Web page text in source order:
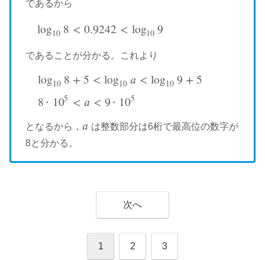
であるから
log10 8 < 0.9242 < log10 9
log10 8< 0.9242<log 109
であることが分かる。これより
log10 8 +5 < log10 𝑎 < log10 9 +5
8 ∙ 105 < 𝑎 < 9 ∙ 105
となるから， 𝑎
a は整数部分は6桁で最高位の数字が
8と分かる。
次へ
1 2 3